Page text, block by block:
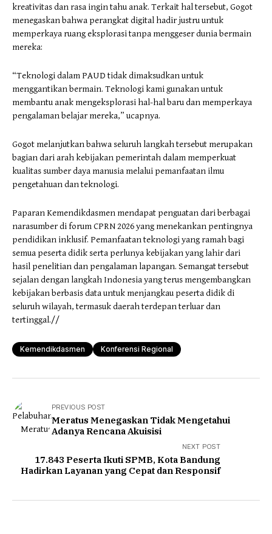
kreativitas dan rasa ingin tahu anak. Terkait hal tersebut, Gogot
menegaskan bahwa perangkat digital hadir justru untuk
memperkaya ruang eksplorasi tanpa menggeser dunia bermain
mereka:
“Teknologi dalam PAUD tidak dimaksudkan untuk
menggantikan bermain. Teknologi kami gunakan untuk
membantu anak mengeksplorasi hal-hal baru dan memperkaya
pengalaman belajar mereka,” ucapnya.
Gogot melanjutkan bahwa seluruh langkah tersebut merupakan
bagian dari arah kebijakan pemerintah dalam memperkuat
kualitas sumber daya manusia melalui pemanfaatan ilmu
pengetahuan dan teknologi.
Paparan Kemendikdasmen mendapat penguatan dari berbagai
narasumber di forum CPRN 2026 yang menekankan pentingnya
pendidikan inklusif. Pemanfaatan teknologi yang ramah bagi
semua peserta didik serta perlunya kebijakan yang lahir dari
hasil penelitian dan pengalaman lapangan. Semangat tersebut
sejalan dengan langkah Indonesia yang terus mengembangkan
kebijakan berbasis data untuk menjangkau peserta didik di
seluruh wilayah, termasuk daerah terdepan terluar dan
tertinggal.//
Kemendikdasmen Konferensi Regional
PREVIOUS POST
Meratus Menegaskan Tidak Mengetahui
Adanya Rencana Akuisisi
NEXT POST
17.843 Peserta Ikuti SPMB, Kota Bandung
Hadirkan Layanan yang Cepat dan Responsif